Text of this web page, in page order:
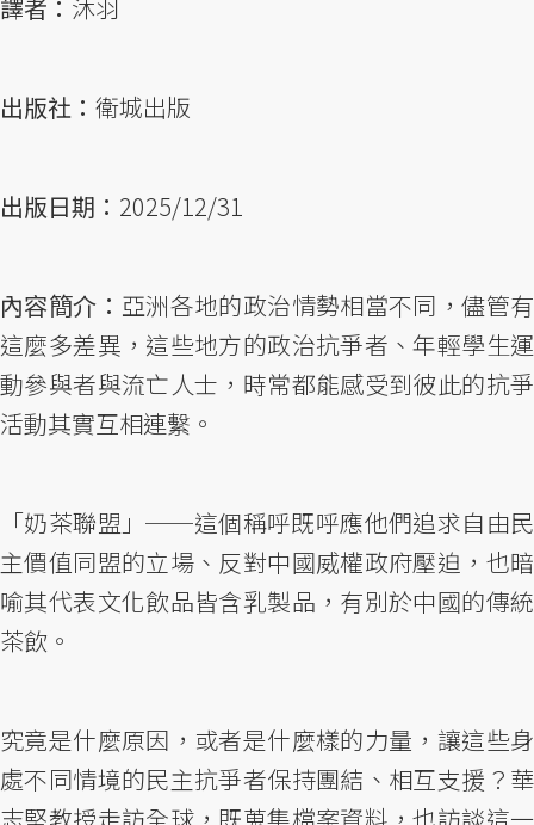
譯者： 沐羽
出版社： 衛城出版
出版日期： 2025/12/31
內容簡介： 亞洲各地的政治情勢相當不同，儘管有
這麼多差異，這些地方的政治抗爭者、年輕學生運
動參與者與流亡人士，時常都能感受到彼此的抗爭
活動其實互相連繫。
「奶茶聯盟」──這個稱呼既呼應他們追求自由民
主價值同盟的立場、反對中國威權政府壓迫，也暗
喻其代表文化飲品皆含乳製品，有別於中國的傳統
茶飲。
究竟是什麼原因，或者是什麼樣的力量，讓這些身
處不同情境的民主抗爭者保持團結、相互支援？華